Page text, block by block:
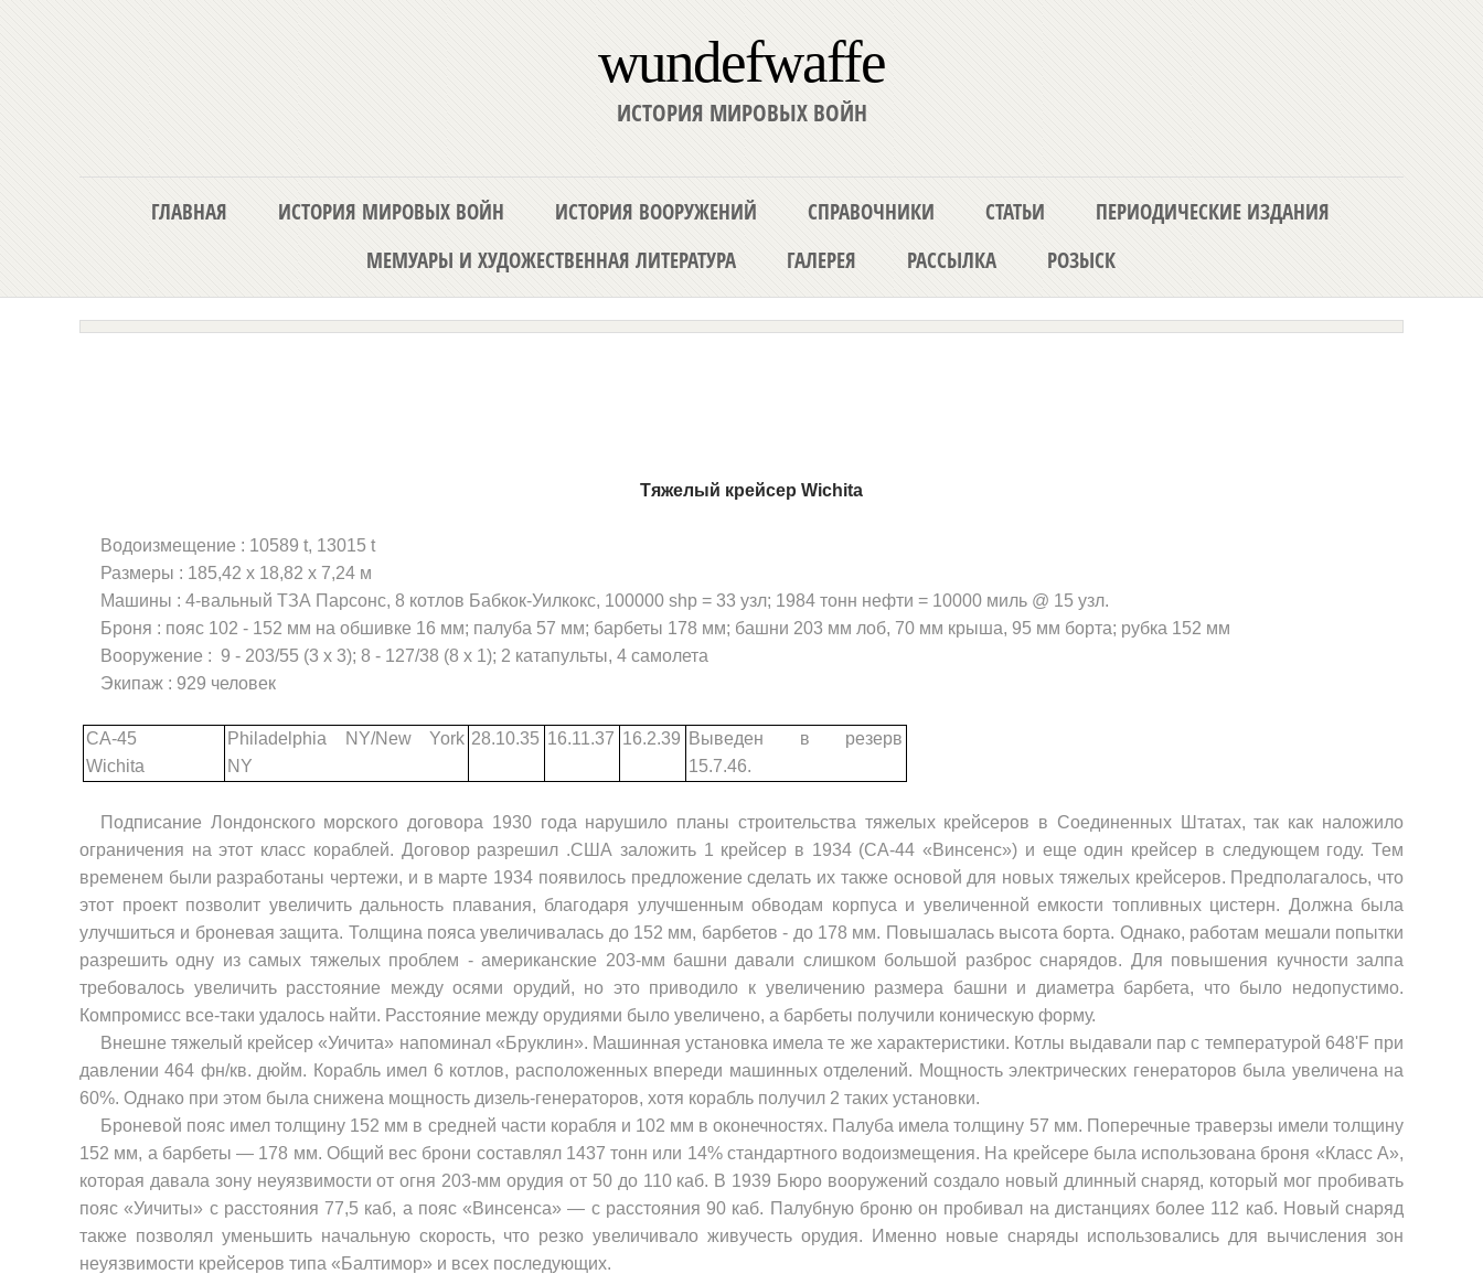
wundefwaffe
ИСТОРИЯ МИРОВЫХ ВОЙН
ГЛАВНАЯ ИСТОРИЯ МИРОВЫХ ВОЙН ИСТОРИЯ ВООРУЖЕНИЙ СПРАВОЧНИКИ СТАТЬИ
ПЕРИОДИЧЕСКИЕ ИЗДАНИЯ
МЕМУАРЫ И ХУДОЖЕСТВЕННАЯ ЛИТЕРАТУРА
ГАЛЕРЕЯ РАССЫЛКА РОЗЫСК
Тяжелый крейсерWichita
Водоизмещение : 10589 t, 13015 t
Размеры : 185,42 x18,82 x7,24 м
Машины : 4-вальный ТЗА Парсонс, 8 котлов Бабкок-Уилкокс, 100000 shp= 33 узл; 1984 тонн нефти = 10000 миль @ 15 узл.
Броня : пояс 102 - 152 мм на обшивке 16 мм; палуба 57 мм; барбеты 178 мм; башни 203 мм лоб, 70 мм крыша, 95 мм борта; рубка 152 мм
Вооружение : 9 - 203/55 (3 х 3); 8 - 127/38 (8 х 1); 2 катапульты, 4 самолета
Экипаж : 929 человек
CA-45
Wichita
Philadelphia NY/New York
NY
28.10.35 16.11.37 16.2.39
Выведен в резерв
15.7.46.
Подписание Лондонского морского договора 1930 года наруши­ло планы строительства тяжелых крейсеров в Соединенных Штатах, так как наложило
ограничения на этот класс кораблей. Договор раз­решил .США заложить 1 крейсер в 1934 (СА-44 «Винсенс») и еще один крейсер в следующем году. Тем
временем были разработаны чертежи, и в марте 1934 появилось предложение сделать их также основой для новых тяжелых крейсеров. Предполагалось, что
этот проект позволит увеличить дальность плавания, благодаря улучшенным обво­дам корпуса и увеличенной емкости топливных цистерн. Должна была
улучшиться и броневая защита. Толщина пояса увеличивалась до 152 мм, барбетов - до 178 мм. Повышалась высота борта. Однако, рабо­там мешали попытки
разрешить одну из самых тяжелых проблем - американские 203-мм башни давали слишком большой разброс сна­рядов. Для повышения кучности залпа
требовалось увеличить рассто­яние между осями орудий, но это приводило к увеличению размера башни и диаметра барбета, что было недопустимо.
Компромисс все-таки удалось найти. Расстояние между орудиями было увеличено, а барбеты получили коническую форму.
Внешне тяжелый крейсер «Уичита» напоминал «Бруклин». Ма­шинная установка имела те же характеристики. Котлы выдавали пар с температурой 648'F при
давлении 464 фн/кв. дюйм. Корабль имел 6 котлов, расположенных впереди машинных отделений. Мощность электрических генераторов была увеличена на
60%. Однако при этом была снижена мощность дизель-генераторов, хотя корабль по­лучил 2 таких установки.
Броневой пояс имел толщину 152 мм в средней части корабля и 102 мм в оконечностях. Палуба имела толщину 57 мм. Поперечные траверзы имели толщину
152 мм, а барбеты — 178 мм. Общий вес брони составлял 1437 тонн или 14% стандартного водоизмещения. На крейсере была использована броня «Класс А»,
которая давала зону неуязвимости от огня 203-мм орудия от 50 до 110 каб. В 1939 Бюро вооружений создало новый длинный снаряд, который мог пробивать
пояс «Уичиты» с расстояния 77,5 каб, а пояс «Винсенса» — с расстояния 90 каб. Палубную броню он пробивал на дистанциях более 112 каб. Новый снаряд
также позволял уменьшить начальную скорость, что резко увеличивало живучесть орудия. Именно новые снаряды использовались для вычисления зон
неуязвимости крейсе­ров типа «Балтимор» и всех последующих.